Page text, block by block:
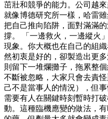
茁壯和競爭的能力。公司越
就像博德研究所一樣，哈雷
把自己推向陷阱，面對滿滿
撐。 「一邊救火，一邊縱火
現象。你大概也在自己的組
然初衷是好的，卻製造出更
則留下一堆爛攤子，拖累整
不斷被忽略，大家只會去責
己不是當事人的情況），但
需要有人在關鍵時刻暫時打
動。這種臨機應變的做法，